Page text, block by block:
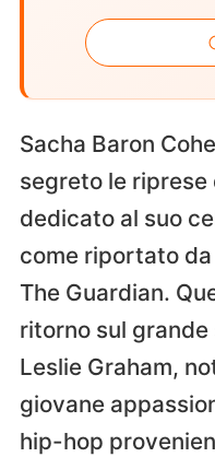
Sacha Baron
segreto le riprese
dedicato al suo
come riportato
The Guardian.
ritorno sul
Leslie Graham,
giovane
hip-hop